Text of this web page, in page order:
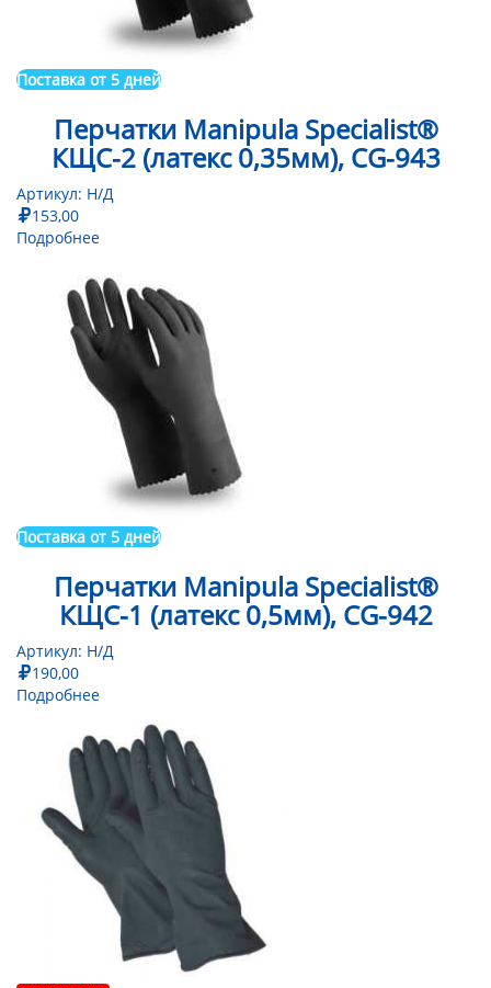
Поставка от 5 дней
Перчатки Manipula Specialist®
КЩС-2 (латекс 0,35мм), CG-943
Артикул: Н/Д
153,00
Подробнее
Поставка от 5 дней
Перчатки Manipula Specialist®
КЩС-1 (латекс 0,5мм), CG-942
Артикул: Н/Д
190,00
Подробнее